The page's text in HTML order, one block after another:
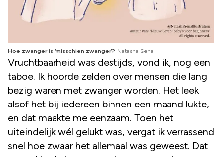
Hoe zwanger is ‘misschien zwanger’? Natasha Sena
Vruchtbaarheid was destijds, vond ik, nog een
taboe. Ik hoorde zelden over mensen die lang
bezig waren met zwanger worden. Het leek
alsof het bij iedereen binnen een maand lukte,
en dat maakte me eenzaam. Toen het
uiteindelijk wél gelukt was, vergat ik verrassend
snel hoe zwaar het allemaal was geweest. Dat